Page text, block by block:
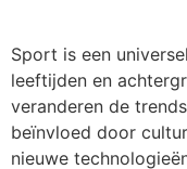
Sport is een
leeftijden en
veranderen de
beïnvloed door
nieuwe